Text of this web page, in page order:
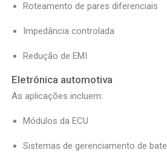
Roteamento de pares diferenciais
Impedância controlada
Redução de EMI
Eletrônica automotiva
As aplicações incluem:
Módulos da ECU
Sistemas de gerenciamento de